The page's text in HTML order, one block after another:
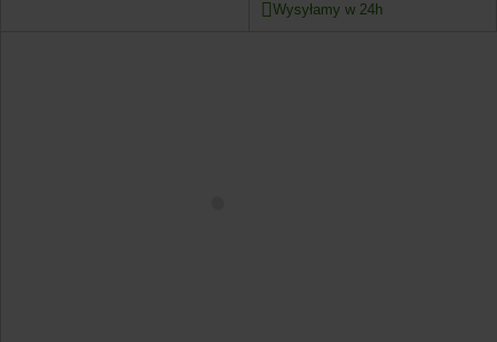
Wysyłamy w 24h